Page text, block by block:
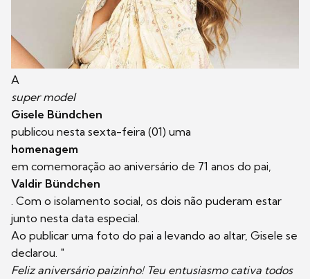
A
super model
Gisele Bündchen
publicou nesta sexta-feira (01) uma
homenagem
em comemoração ao aniversário de 71 anos do pai,
Valdir Bündchen
. Com o isolamento social, os dois não puderam estar
junto nesta data especial.
Ao publicar uma foto do pai a levando ao altar, Gisele se
declarou. "
Feliz aniversário paizinho! Teu entusiasmo cativa todos